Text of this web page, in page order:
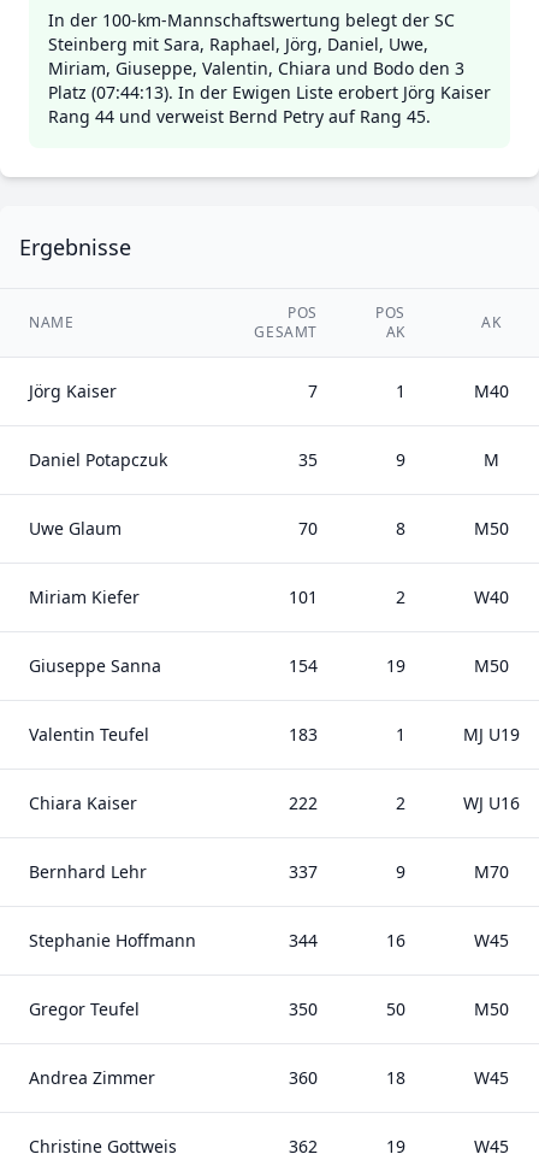
In der 100-km-Mannschaftswertung belegt der SC
Steinberg mit Sara, Raphael, Jörg, Daniel, Uwe,
Miriam, Giuseppe, Valentin, Chiara und Bodo den 3
Platz (07:44:13). In der Ewigen Liste erobert Jörg Kaiser
Rang 44 und verweist Bernd Petry auf Rang 45.
Ergebnisse
NAME
POS
GESAMT
POS
AK
AK
Jörg Kaiser 7 1 M40
Daniel Potapczuk 35 9 M
Uwe Glaum 70 8 M50
Miriam Kiefer 101 2 W40
Giuseppe Sanna 154 19 M50
Valentin Teufel 183 1 MJ U19
Chiara Kaiser 222 2 WJ U16
Bernhard Lehr 337 9 M70
Stephanie Hoffmann 344 16 W45
Gregor Teufel 350 50 M50
Andrea Zimmer 360 18 W45
Christine Gottweis 362 19 W45